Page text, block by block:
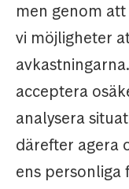
men genom
vi möjligheter
acceptera
analysera
därefter agera
ens personliga